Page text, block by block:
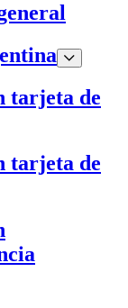
tarjeta de
tarjeta de